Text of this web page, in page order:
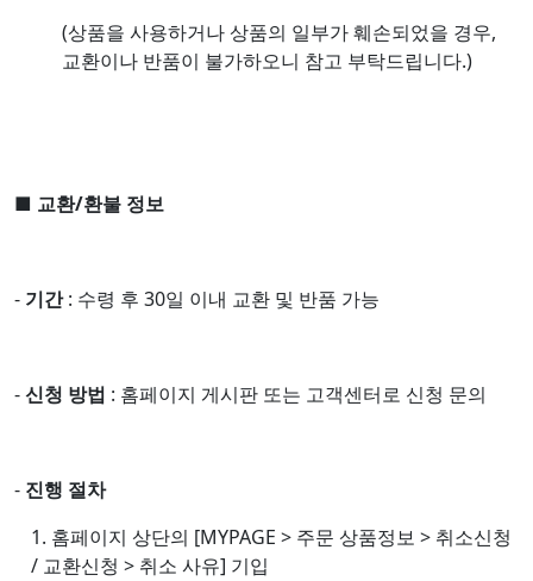
(상품을 사용하거나 상품의 일부가 훼손되었을 경우,
교환이나 반품이 불가하오니 참고 부탁드립니다.)
■ 교환/환불 정보
- 기간: 수령 후 30일 이내 교환 및 반품 가능
-신청 방법 : 홈페이지 게시판 또는 고객센터로 신청 문의
- 진행 절차
1. 홈페이지 상단의 [MYPAGE > 주문 상품정보 > 취소신청
/ 교환신청 > 취소 사유] 기입